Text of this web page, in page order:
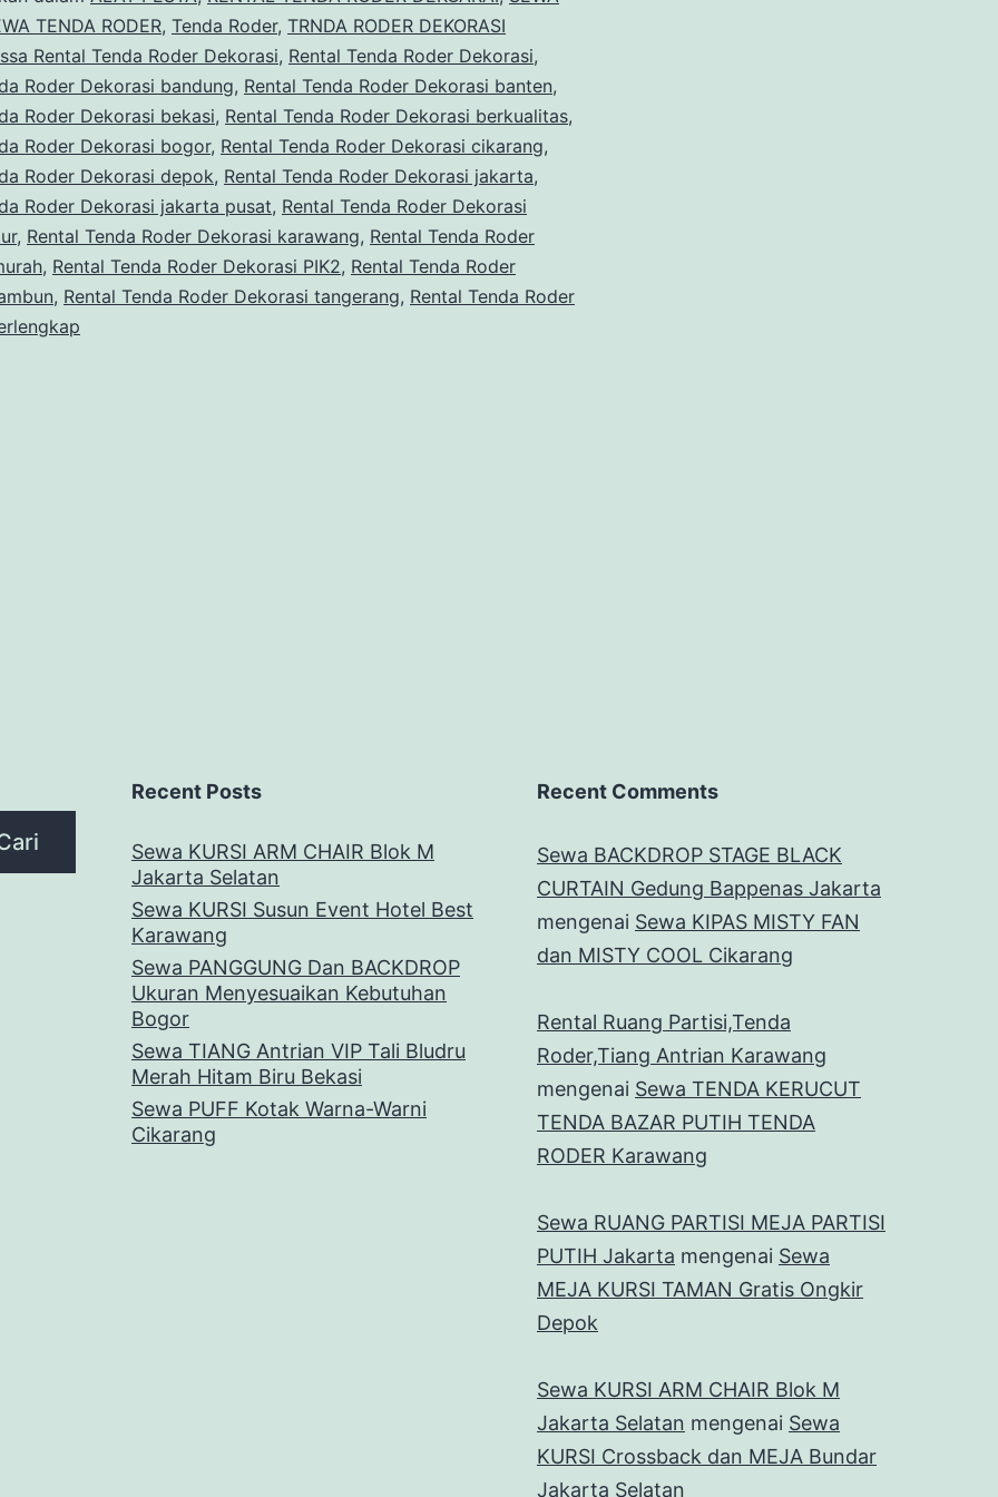
PIK2
TENDA RODER, Tenda Roder, TRNDA RODER DEKORASI
Rental Tenda Roder Dekorasi, Rental Tenda Roder Dekorasi,
Roder Dekorasi bandung, Rental Tenda Roder Dekorasi banten,
Roder Dekorasi bekasi, Rental Tenda Roder Dekorasi berkualitas,
Roder Dekorasi bogor, Rental Tenda Roder Dekorasi cikarang,
Roder Dekorasi depok, Rental Tenda Roder Dekorasi jakarta,
Roder Dekorasi jakarta pusat, Rental Tenda Roder Dekorasi
, Rental Tenda Roder Dekorasi karawang, Rental Tenda Roder
, Rental Tenda Roder Dekorasi PIK2, Rental Tenda Roder
, Rental Tenda Roder Dekorasi tangerang, Rental Tenda Roder
Recent Posts
Sewa KURSI ARM CHAIR Blok M
Jakarta Selatan
Sewa KURSI Susun Event Hotel Best
Karawang
Sewa PANGGUNG Dan BACKDROP
Ukuran Menyesuaikan Kebutuhan
Bogor
Sewa TIANG Antrian VIP Tali Bludru
Merah Hitam Biru Bekasi
Sewa PUFF Kotak Warna-Warni
Cikarang
Recent Comments
Sewa BACKDROP STAGE BLACK
CURTAIN Gedung Bappenas Jakarta
mengenai Sewa KIPAS MISTY FAN
dan MISTY COOL Cikarang
Rental Ruang Partisi,Tenda
Roder,Tiang Antrian Karawang
mengenai Sewa TENDA KERUCUT
TENDA BAZAR PUTIH TENDA
RODER Karawang
Sewa RUANG PARTISI MEJA PARTISI
PUTIH Jakarta mengenai Sewa
MEJA KURSI TAMAN Gratis Ongkir
Depok
Sewa KURSI ARM CHAIR Blok M
Jakarta Selatan mengenai Sewa
KURSI Crossback dan MEJA Bundar
Jakarta Selatan